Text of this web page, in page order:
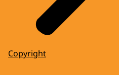
Copyright